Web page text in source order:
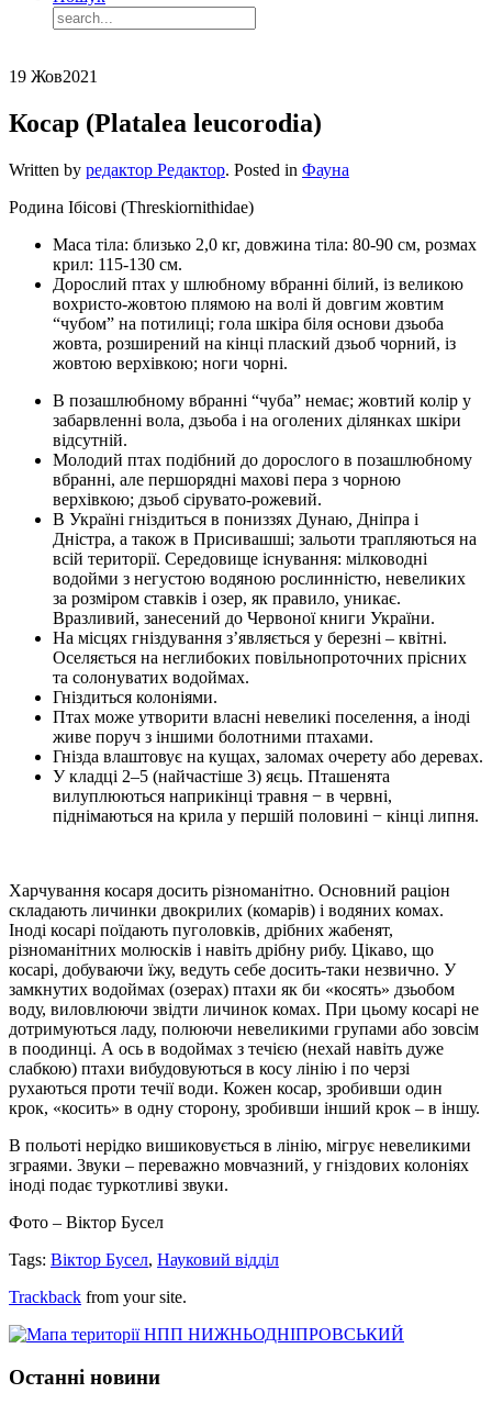
19 Жов2021
Косар (Platalea leucorodia)
Written by редактор Редактор. Posted in Фауна
Родина Ібісові (Threskiornithidae)
Маса тіла: близько 2,0 кг, довжина тіла: 80-90 см, розмах
крил: 115-130 см.
Дорослий птах у шлюбному вбранні білий, із великою
вохристо-жовтою плямою на волі й довгим жовтим
“чубом” на потилиці; гола шкіра біля основи дзьоба
жовта, розширений на кінці плаский дзьоб чорний, із
жовтою верхівкою; ноги чорні.
В позашлюбному вбранні “чуба” немає; жовтий колір у
забарвленні вола, дзьоба i на оголених ділянках шкіри
відсутній.
Молодий птах подібний до дорослого в позашлюбному
вбранні, але першорядні махові пера з чорною
верхівкою; дзьоб сірувато-рожевий.
В Україні гніздиться в пониззях Дунаю, Дніпра і
Дністра, а також в Присивашші; зальоти трапляються на
всій території. Середовище існування: мілководні
водойми з негустою водяною рослинністю, невеликих
за розміром ставків і озер, як правило, уникає.
Вразливий, занесений до Червоної книги України.
На місцях гніздування з’являється у березні – квітні.
Оселяється на неглибоких повільнопроточних прісних
та солонуватих водоймах.
Гніздиться колоніями.
Птах може утворити власні невеликі поселення, а іноді
живе поруч з іншими болотними птахами.
Гнізда влаштовує на кущах, заломах очерету або деревах.
У кладці 2–5 (найчастіше 3) яєць. Пташенята
вилуплюються наприкінці травня − в червні,
піднімаються на крила у першій половині − кінці липня.
Харчування косаря досить різноманітно. Основний раціон
складають личинки двокрилих (комарів) і водяних комах.
Іноді косарі поїдають пуголовків, дрібних жабенят,
різноманітних молюсків і навіть дрібну рибу. Цікаво, що
косарі, добуваючи їжу, ведуть себе досить-таки незвично. У
замкнутих водоймах (озерах) птахи як би «косять» дзьобом
воду, виловлюючи звідти личинок комах. При цьому косарі не
дотримуються ладу, полюючи невеликими групами або зовсім
в поодинці. А ось в водоймах з течією (нехай навіть дуже
слабкою) птахи вибудовуються в косу лінію і по черзі
рухаються проти течії води. Кожен косар, зробивши один
крок, «косить» в одну сторону, зробивши інший крок – в іншу.
В польоті нерідко вишиковується в лінію, мігрує невеликими
зграями. 3вуки – переважно мовчазний, у гніздових колоніях
іноді подає туркотливі звуки.
Фото – Віктор Бусел
Tags: Віктор Бусел, Науковий відділ
Trackback from your site.
Останні новини